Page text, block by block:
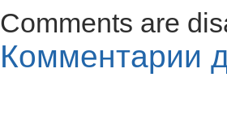
Comments are
Комментарии